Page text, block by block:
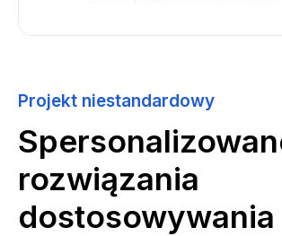
Projekt niestandardowy
rozwiązania
dostosowywania